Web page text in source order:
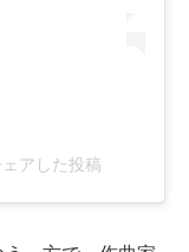
アした投稿